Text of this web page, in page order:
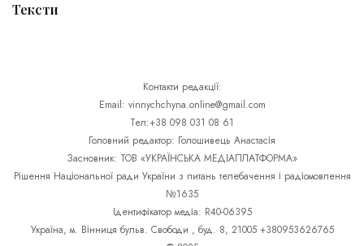
Тексти
Контакти редакції:
Email: vinnychchyna.online@gmail.com
Тел:+38 098 031 08 61
Головний редактор: Голошивець Анастасія
Засновник: ТОВ «УКРАЇНСЬКА МЕДІАПЛАТФОРМА»
Рішення Національної ради України з питань телебачення і радіомовлення
№1635
Ідентифікатор медіа: R40-06395
Україна, м. Вінниця бульв. Свободи , буд. 8, 21005 +380953626765